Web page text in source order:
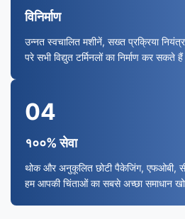
विनिर्माण
उन्नत स्वचालित मशीनें, सख्त प्रक्रिया
परे सभी विद्युत टर्मिनलों का निर्माण कर सकते
04
१००% सेवा
थोक और अनुकूलित छोटी पैकेजिंग, एफओबी,
हम आपकी चिंताओं का सबसे अच्छा समाधान